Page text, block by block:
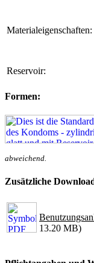
Materialeigenschaften:
Reservoir:
Formen:
abweichend.
Zusätzliche
13.20 MB)